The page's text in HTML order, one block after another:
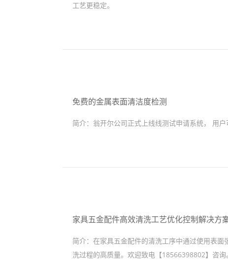
工艺更稳定。
免费的金属表面清洁度检测
简介： 翁开尔公司正式上线线测试申请系统， 用
家具五金配件高效清洗工艺优化控制解决方
简介： 在家具五金配件的清洗工序中通过使用表
洗过程的高质量。欢迎致电【18566398802】咨询。